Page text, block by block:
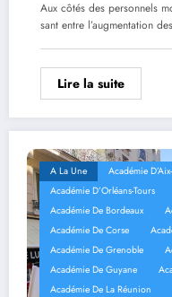
Aux côtés des personnels
sant entre l’augmentation
Lire la suite
A La Une Académie
Académie D’Orléans-Tours
Académie De Bordeaux
Académie De Corse
Académie De Grenoble
Académie De Guyane
Académie De La Réunion